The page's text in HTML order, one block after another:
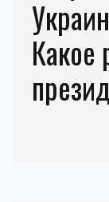
Какое